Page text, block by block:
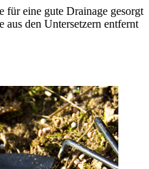
für eine gute Drainage gesorgt
aus den Untersetzern entfernt